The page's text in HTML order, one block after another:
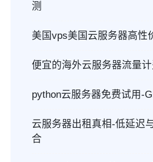
测
美国vps美国云服务器高性
便宜的海外云服务器流量
python云服务器免费试用-
云服务器出租真相-低延迟
合